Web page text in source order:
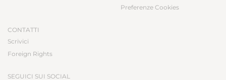
Preferenze Cookies
CONTATTI
Scrivici
Foreign Rights
SEGUICI SUI SOCIAL